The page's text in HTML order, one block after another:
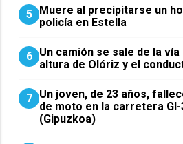
5
Muere al precipitarse un
policía en Estella
6 Un camión se sale de la vía
altura de Olóriz y el
7 Un joven, de 23 años,
de moto en la carretera GI-
(Gipuzkoa)